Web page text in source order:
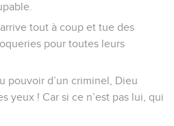
tout à coup et tue des
pour toutes leurs
pouvoir d’un criminel, Dieu
yeux ! Car si ce n’est pas lui, qui